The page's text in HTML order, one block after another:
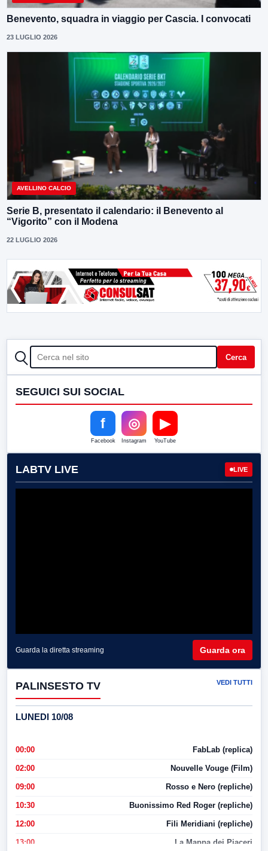
Benevento, squadra in viaggio per Cascia. I convocati
23 LUGLIO 2026
AVELLINO CALCIO
Serie B, presentato il calendario: il Benevento al
“Vigorito” con il Modena
22 LUGLIO 2026
CERCA Cerca
SEGUICI SUI SOCIAL
f
Facebook
◎
Instagram
▶
YouTube
LABTV LIVE LIVE
Guarda la diretta streaming Guarda ora
PALINSESTO TV VEDI TUTTI
LUNEDI 10/08
00:00 FabLab (replica)
02:00 Nouvelle Vouge (Film)
09:00 Rosso e Nero (repliche)
10:30 Buonissimo Red Roger (repliche)
12:00 Fili Meridiani (repliche)
13:00 La Mappa dei Piaceri